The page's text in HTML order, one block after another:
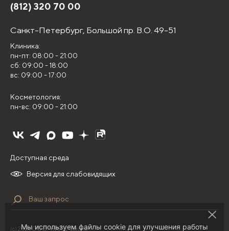
(812) 320 70 00
Санкт-Петербург, Большой пр. В.О. 49-51
Клиника:
пн-пт: 08:00 - 21:00
сб: 09:00 - 18:00
вс: 09:00 - 17:00
Косметология:
пн-вс: 09:00 - 21:00
Версия для слабовидящих
Доступная среда
(с) 2026 ООО "НИЛЦ "Деома"
Мы используем файлы cookie для улучшения работы